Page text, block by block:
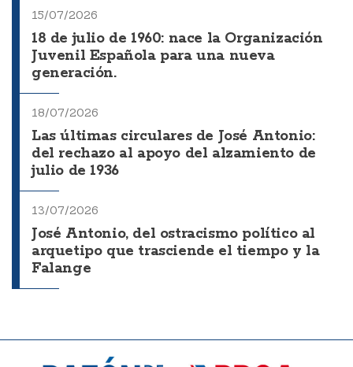
15/07/2026
18 de julio de 1960: nace la Organización
Juvenil Española para una nueva
generación.
18/07/2026
Las últimas circulares de José Antonio:
del rechazo al apoyo del alzamiento de
julio de 1936
13/07/2026
José Antonio, del ostracismo político al
arquetipo que trasciende el tiempo y la
Falange